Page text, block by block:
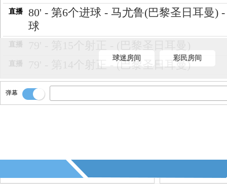
直播
80' - 第6个进球 - 马尤鲁(巴黎圣日耳曼)
球
直播
直播 79' - 第14个射正 - (巴黎圣日耳曼)
直播 78' - 第13个射偏 - (巴黎圣日耳曼)
77' - 第12个射偏 - (巴黎圣日耳曼)
球迷房间 彩民房间
弹幕